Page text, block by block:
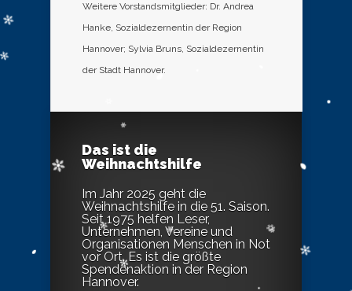
Weitere Vorstandsmitglieder: Dr. Andrea
Hanke, Sozialdezernentin der Region
Hannover; Sylvia Bruns, Sozialdezernentin
der Stadt Hannover.
Das ist die
Weihnachtshilfe
Im Jahr 2025 geht die
Weihnachtshilfe in die 51. Saison.
Seit 1975 helfen Leser,
Unternehmen, Vereine und
Organisationen Menschen in Not
vor Ort. Es ist die größte
Spendenaktion in der Region
Hannover.